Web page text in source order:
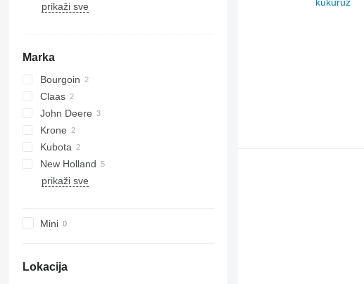
prikaži sve
Marka
Bourgoin
Claas
Lexion
John Deere
T-series
Krone
Big X
Kubota
New Holland
FR
prikaži sve
Mini
Lokacija